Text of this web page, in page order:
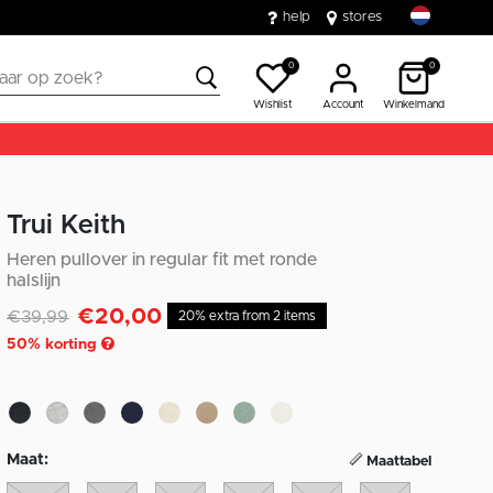
help stores
0
Wishlist Account
0
Winkelmand
Trui Keith
Heren pullover in regular fit met ronde
halslijn
Afgeprijsd van
€39,99naar
€20,00
50% korting
20% extra from 2 items
Maat: Maattabel